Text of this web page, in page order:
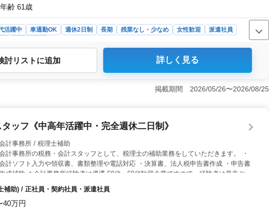
齢 61歳
活躍中 車通勤OK 週休2日制 長期 残業なし・少なめ 女性歓迎
派遣社員
ト
れているた
ています。車通勤も可能で、通勤の利便性も高い職場です。 ＜スキルを
らではの協力的なチーム環境が整っています。
討リスト に追加 詳しく見る
掲載期間 2026/05/26〜2026/08/25
ッフ《中高年活躍中・完全週休二日制》
会計事務所 / 税理士補助
計事務所の税務・会計スタッフとして、税理士の補助業務をしていただきます。 ・
計ソフト入力や領収書、書類整理や電話対応 ・決算書、法人税申告書作成 ・申告書
作成補助 ＊会計事務所経験者は優遇 50代、60代歓迎企業ですので、経験者は是非ご応
募下さい。
補助) / 正社員・契約社員・派遣社員
40万円